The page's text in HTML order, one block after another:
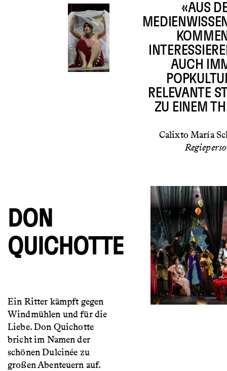
«AUS
AUCH
RELEVANTE
ZU EINEM
Calixto María
DON
QUICHOTTE
Ein Ritter kämpft gegen
Windmühlen und für die
Liebe. Don Quichotte
bricht im Namen der
schönen Dulcinée zu
großen Abenteuern auf.